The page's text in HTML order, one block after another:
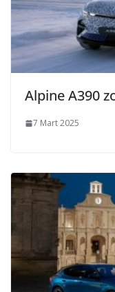
Alpine A390
7 Mart 2025